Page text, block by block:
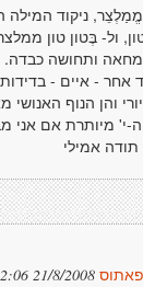
ניקוד המילה
ול- בֶּטון טון
ותחושה כבדה.
- איים -
והן הנוף
י' מיותרת אם אני
אמילי
21/8/2008 15:12:06